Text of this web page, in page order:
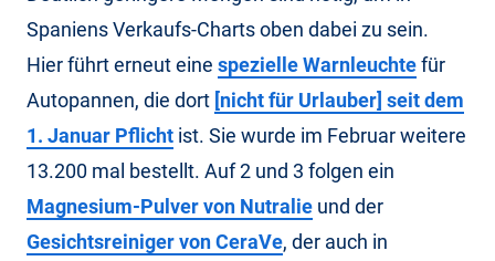
Spaniens Verkaufs-Charts oben dabei zu sein.
Hier führt erneut eine spezielle Warnleuchtefür
Autopannen, die dort [nicht für Urlauber] seit dem
1. Januar Pflicht ist. Sie wurde im Februar weitere
13.200 mal bestellt. Auf 2 und 3 folgen ein
Magnesium-Pulver von Nutralie und der
Gesichtsreiniger von CeraVe, der auch in